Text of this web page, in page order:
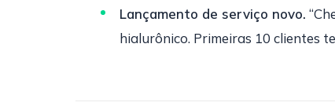
Lançamento de serviço novo.
hialurônico. Primeiras 10 clientes